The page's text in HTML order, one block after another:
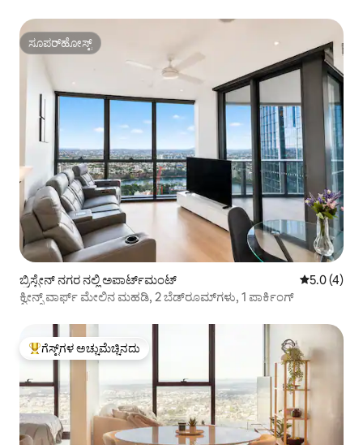
ಸೂಪರ್‌ಹೋಸ್ಟ್
ಸೂಪರ್‌ಹೋಸ್ಟ್
ಬ್ರಿಸ್ಬೇನ್ ನಗರ ನಲ್ಲಿ ಅಪಾರ್ಟ್‌ಮಂಟ್ 5 ರಲ್ಲಿ 5.0
5.0 (4)
ಕ್ವೀನ್ಸ್ ವಾರ್ಫ್ ಮೇಲಿನ ಮಹಡಿ, 2 ಬೆಡ್‌ರೂಮ್‌ಗಳು, 1 ಪಾರ್ಕಿಂಗ್
ಗೆಸ್ಟ್‌ಗಳಿಗೆ ಅತಿ ಹೆಚ್ಚು ಅಚ್ಚುಮೆಚ್ಚಿನದು
ಗೆಸ್ಟ್‌ಗಳ ಅಚ್ಚುಮೆಚ್ಚಿನದು